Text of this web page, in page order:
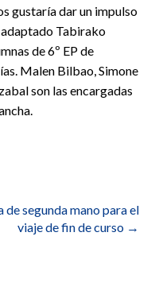
gustaría dar un impulso
Tabirako
de 6º EP de
Malen Bilbao, Simone
son las encargadas
de segunda mano para el
viaje de fin de curso →